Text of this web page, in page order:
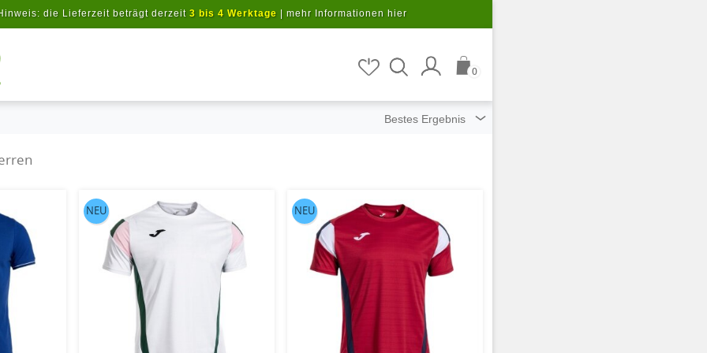
die Lieferzeit beträgt derzeit 3 bis 4 Werktage mehr Informationen hier
0
NEU NEU